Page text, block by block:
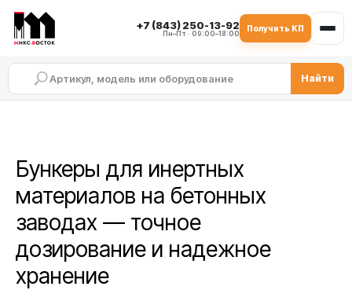
+7 (843) 250-13-92
Пн–Пт · 09:00–18:00
Получить КП
Найти
Бункеры для инертных
материалов на бетонных
заводах — точное
дозирование и надежное
хранение